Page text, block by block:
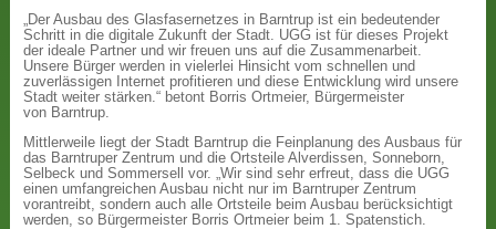
„Der Ausbau des Glasfasernetzes in Barntrup ist ein bedeutender
Schritt in die digitale Zukunft der Stadt. UGG ist für dieses Projekt
der ideale Partner und wir freuen uns auf die Zusammenarbeit.
Unsere Bürger werden in vielerlei Hinsicht vom schnellen und
zuverlässigen Internet profitieren und diese Entwicklung wird unsere
Stadt weiter stärken.“ betont Borris Ortmeier, Bürgermeister
von Barntrup.
Mittlerweile liegt der Stadt Barntrup die Feinplanung des Ausbaus für
das Barntruper Zentrum und die Ortsteile Alverdissen, Sonneborn,
Selbeck und Sommersell vor. „Wir sind sehr erfreut, dass die UGG
einen umfangreichen Ausbau nicht nur im Barntruper Zentrum
vorantreibt, sondern auch alle Ortsteile beim Ausbau berücksichtigt
werden, so Bürgermeister Borris Ortmeier beim 1. Spatenstich.